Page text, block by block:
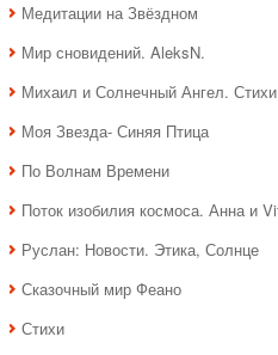
Медитации на Звёздном
Мир сновидений. AleksN.
Михаил и Солнечный Ангел.
Моя Звезда- Синяя Птица
По Волнам Времени
Поток изобилия космоса. Анна и
Руслан: Новости. Этика, Солнце
Сказочный мир Феано
Стихи